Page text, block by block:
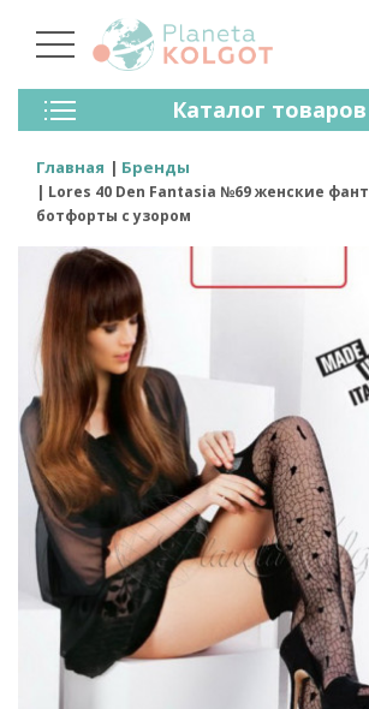
Каталог товаров
Колготки
Чулки
Лосины (леггинсы)
Носки И Гольфы
Спортивная Одежда
Для Мужчин
Для Детей
Бренды
Главная Бренды
Lores 40 Den Fantasia №69 женские
ботфорты с узором